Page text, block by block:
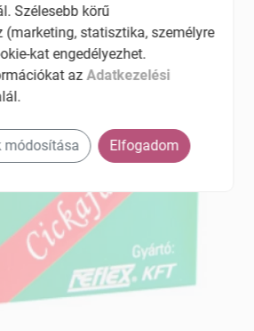
Szélesebb körű
statisztika, személyre
kat engedélyezhet.
az Adatkezelési
módosítása Elfogadom